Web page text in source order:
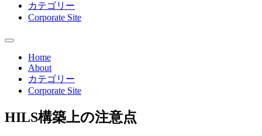
カテゴリー
Corporate Site
Home
About
カテゴリー
Corporate Site
HILS構築上の注意点